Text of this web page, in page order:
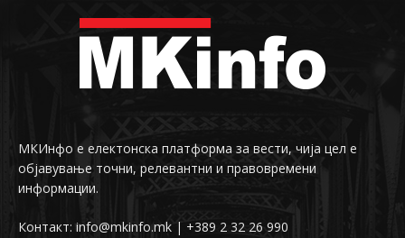
МКИнфо е електонска платформа за вести, чија цел е
објавување точни, релевантни и правовремени
информации.
Контакт: info@mkinfo.mk | +389 2 32 26 990